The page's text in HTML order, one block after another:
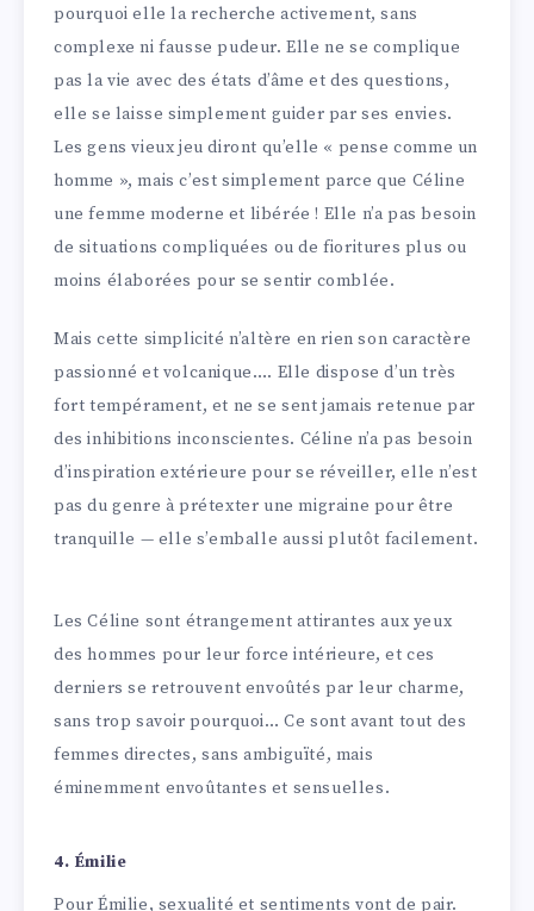
pourquoi elle la recherche activement, sans
complexe ni fausse pudeur. Elle ne se complique
pas la vie avec des états d’âme et des questions,
elle se laisse simplement guider par ses envies.
Les gens vieux jeu diront qu’elle « pense comme un
homme », mais c’est simplement parce que Céline
une femme moderne et libérée ! Elle n’a pas besoin
de situations compliquées ou de fioritures plus ou
moins élaborées pour se sentir comblée.
Mais cette simplicité n’altère en rien son caractère
passionné et volcanique…. Elle dispose d’un très
fort tempérament, et ne se sent jamais retenue par
des inhibitions inconscientes. Céline n’a pas besoin
d’inspiration extérieure pour se réveiller, elle n’est
pas du genre à prétexter une migraine pour être
tranquille — elle s’emballe aussi plutôt facilement.
Les Céline sont étrangement attirantes aux yeux
des hommes pour leur force intérieure, et ces
derniers se retrouvent envoûtés par leur charme,
sans trop savoir pourquoi… Ce sont avant tout des
femmes directes, sans ambiguïté, mais
éminemment envoûtantes et sensuelles.
4. Émilie
Pour Émilie, sexualité et sentiments vont de pair.